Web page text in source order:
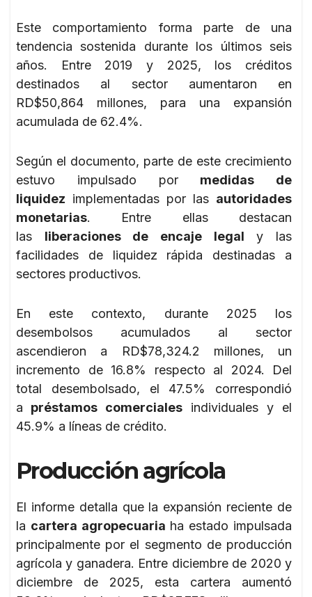
Este comportamiento forma parte de una
tendencia sostenida durante los últimos seis
años. Entre 2019 y 2025, los créditos
destinados al sector aumentaron en
RD$50,864 millones, para una expansión
acumulada de 62.4%.
Según el documento, parte de este crecimiento
estuvo impulsado por medidas de
liquidez implementadas por las autoridades
monetarias. Entre ellas destacan
las liberaciones de encaje legal y las
facilidades de liquidez rápida destinadas a
sectores productivos.
En este contexto, durante 2025 los
desembolsos acumulados al sector
ascendieron a RD$78,324.2 millones, un
incremento de 16.8% respecto al 2024. Del
total desembolsado, el 47.5% correspondió
a préstamos comerciales individuales y el
45.9% a líneas de crédito.
Producción agrícola
El informe detalla que la expansión reciente de
la cartera agropecuaria ha estado impulsada
principalmente por el segmento de producción
agrícola y ganadera. Entre diciembre de 2020 y
diciembre de 2025, esta cartera aumentó